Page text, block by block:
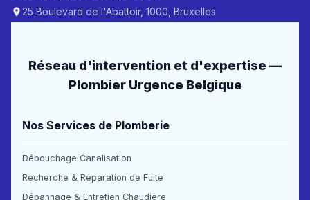
25 Boulevard de l'Abattoir, 1000, Bruxelles
Réseau d'intervention et d'expertise —
Plombier Urgence Belgique
Nos Services de Plomberie
Débouchage Canalisation
Recherche & Réparation de Fuite
Dépannage & Entretien Chaudière